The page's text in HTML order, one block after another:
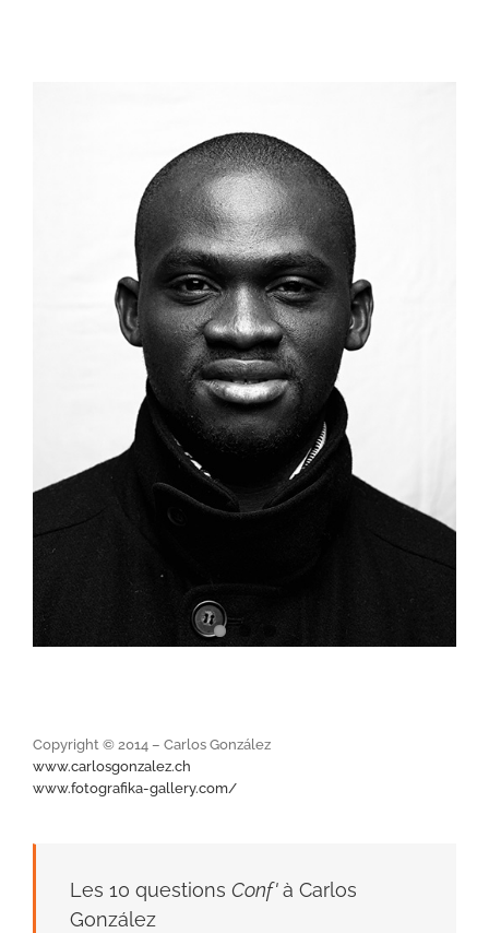
Copyright © 2014 – Carlos González
www.carlosgonzalez.ch
www.fotografika-gallery.com/
Les 10 questions Conf'à Carlos
González